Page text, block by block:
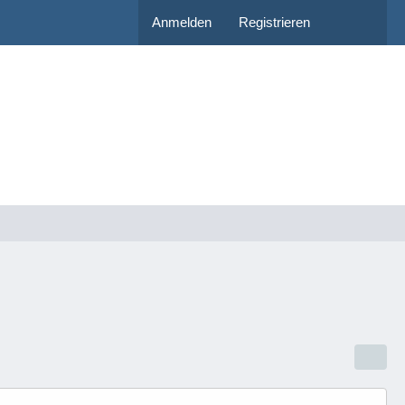
Anmelden Registrieren